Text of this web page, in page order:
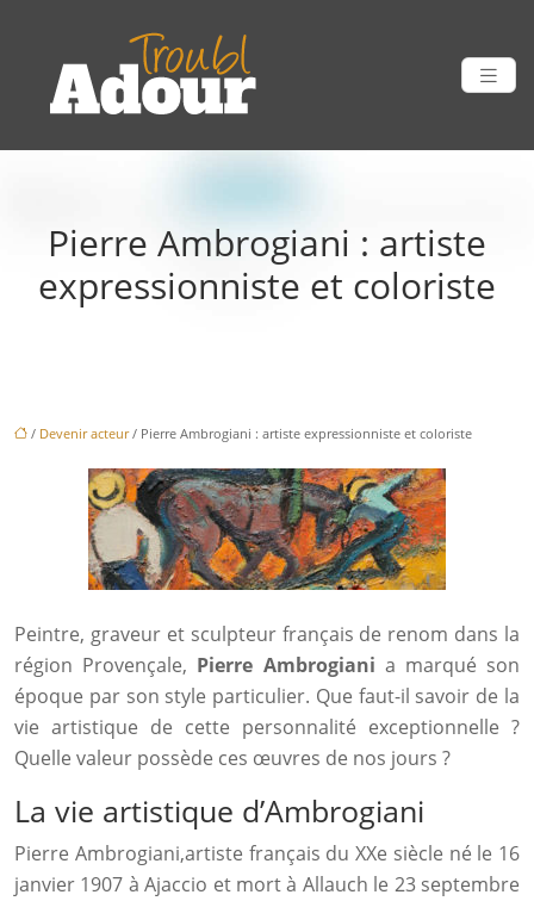
Pierre Ambrogiani : artiste
expressionniste et coloriste
/ Devenir acteur/ Pierre Ambrogiani : artiste expressionniste et coloriste
Peintre, graveur et sculpteur français de renom dans la
région Provençale, Pierre Ambrogiani a marqué son
époque par son style particulier. Que faut-il savoir de la
vie artistique de cette personnalité exceptionnelle ?
Quelle valeur possède ces œuvres de nos jours ?
La vie artistique d’Ambrogiani
Pierre Ambrogiani,artiste français du XXe siècle né le 16
janvier 1907 à Ajaccio et mort à Allauch le 23 septembre